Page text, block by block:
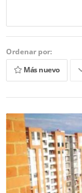
Ordenar por:
Más nuevo